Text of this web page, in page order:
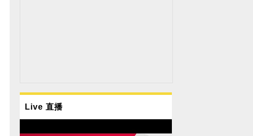
Live 直播